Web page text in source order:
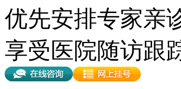
优先安排专家亲
享受医院随访跟